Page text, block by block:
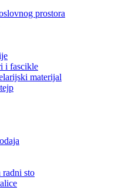
prostora
i fascikle
materijal
radni sto